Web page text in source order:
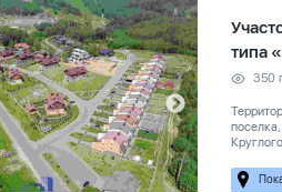
типа
350